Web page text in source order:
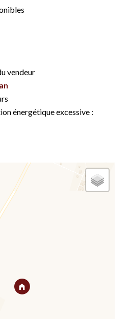
vendeur
énergétique excessive :